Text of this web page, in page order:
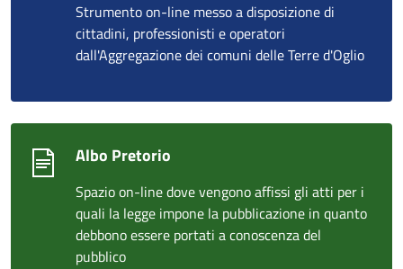
Strumento on-line messo a disposizione di
cittadini, professionisti e operatori
dall'Aggregazione dei comuni delle Terre d'Oglio
Albo Pretorio
Spazio on-line dove vengono affissi gli atti per i
quali la legge impone la pubblicazione in quanto
debbono essere portati a conoscenza del
pubblico